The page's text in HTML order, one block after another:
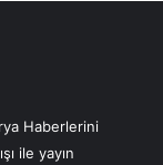
Haberlerini
ile yayın